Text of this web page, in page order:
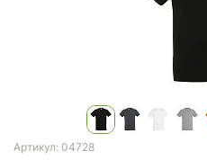
Артикул: 04728